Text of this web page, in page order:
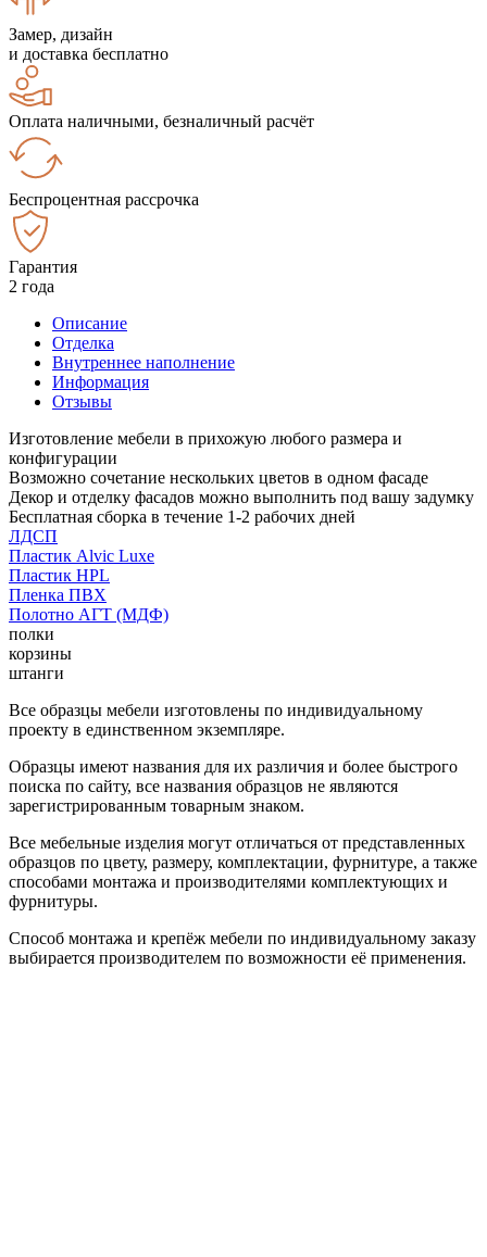
Замер, дизайн
и доставка бесплатно
Оплата наличными, безналичный расчёт
Беспроцентная рассрочка
Гарантия
2 года
Описание
Отделка
Внутреннее наполнение
Информация
Отзывы
Изготовление мебели в прихожую любого размера и
конфигурации
Возможно сочетание нескольких цветов в одном фасаде
Декор и отделку фасадов можно выполнить под вашу задумку
Бесплатная сборка в течение 1-2 рабочих дней
ЛДСП
Пластик Alvic Luxe
Пластик HPL
Пленка ПВХ
Полотно АГТ (МДФ)
полки
корзины
штанги
Все образцы мебели изготовлены по индивидуальному
проекту в единственном экземпляре.
Образцы имеют названия для их различия и более быстрого
поиска по сайту, все названия образцов не являются
зарегистрированным товарным знаком.
Все мебельные изделия могут отличаться от представленных
образцов по цвету, размеру, комплектации, фурнитуре, а также
способами монтажа и производителями комплектующих и
фурнитуры.
Способ монтажа и крепёж мебели по индивидуальному заказу
выбирается производителем по возможности её применения.